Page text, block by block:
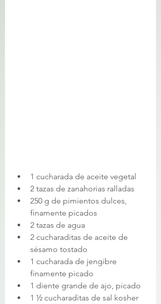
1 cucharada de aceite vegetal
2 tazas de zanahorias ralladas
250 g de pimientos dulces,
finamente picados
2 tazas de agua
2 cucharaditas de aceite de
sésamo tostado
1 cucharada de jengibre
finamente picado
1 diente grande de ajo, picado
1 ½ cucharaditas de sal kosher